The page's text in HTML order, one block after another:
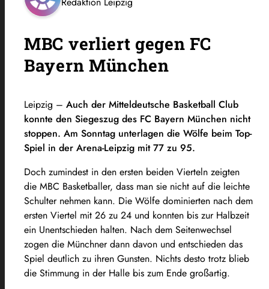
MBC verliert gegen FC
Bayern München
Leipzig – Auch der Mitteldeutsche Basketball Club
konnte den Siegeszug des FC Bayern München nicht
stoppen. Am Sonntag unterlagen die Wölfe beim Top-
Spiel in der Arena-Leipzig mit 77 zu 95.
Doch zumindest in den ersten beiden Vierteln zeigten
die MBC Basketballer, dass man sie nicht auf die leichte
Schulter nehmen kann. Die Wölfe dominierten nach dem
ersten Viertel mit 26 zu 24 und konnten bis zur Halbzeit
ein Unentschieden halten. Nach dem Seitenwechsel
zogen die Münchner dann davon und entschieden das
Spiel deutlich zu ihren Gunsten. Nichts desto trotz blieb
die Stimmung in der Halle bis zum Ende großartig.